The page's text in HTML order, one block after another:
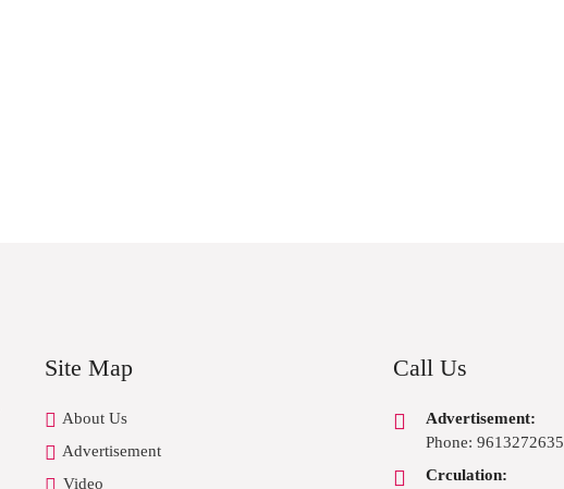
Site Map
About Us
Advertisement
Video
Call Us
Advertisement:
Phone: 9613272635
Crculation: